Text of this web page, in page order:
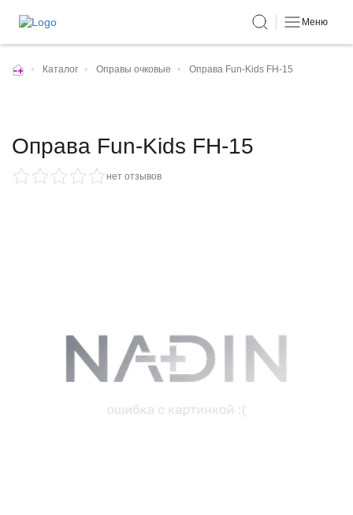
Меню
• Каталог • Оправы очковые • Оправа Fun-Kids FH-15
Оправа Fun-Kids FH-15
нет отзывов